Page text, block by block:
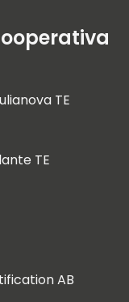
TE
TE
AB